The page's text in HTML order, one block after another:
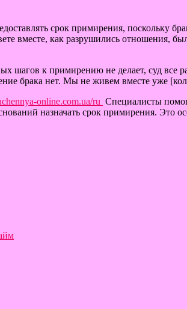
срок примирения, поскольку
вместе, как разрушились отношения,
шагов к примирению не делает, суд все
брака нет. Мы не живем вместе уже
online.com.ua/ru Специалисты
назначать срок примирения. Это